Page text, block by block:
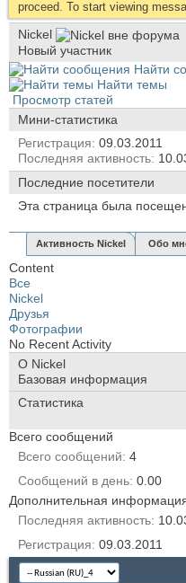
proceed. To start viewing
Nickel
Новый участник
Найти
Найти темы
Просмотр статей
Мини-статистика
Регистрация 09.03.2011
Последняя активность
Последние посетители
Эта страница была
Активность Nickel Обо
Content
Все
Nickel
Друзья
Фотографии
No Recent Activity
О Nickel
Базовая информация
Статистика
Всего сообщений
Всего сообщений 4
Сообщений в день 0.00
Дополнительная
Последняя активность
Регистрация 09.03.2011